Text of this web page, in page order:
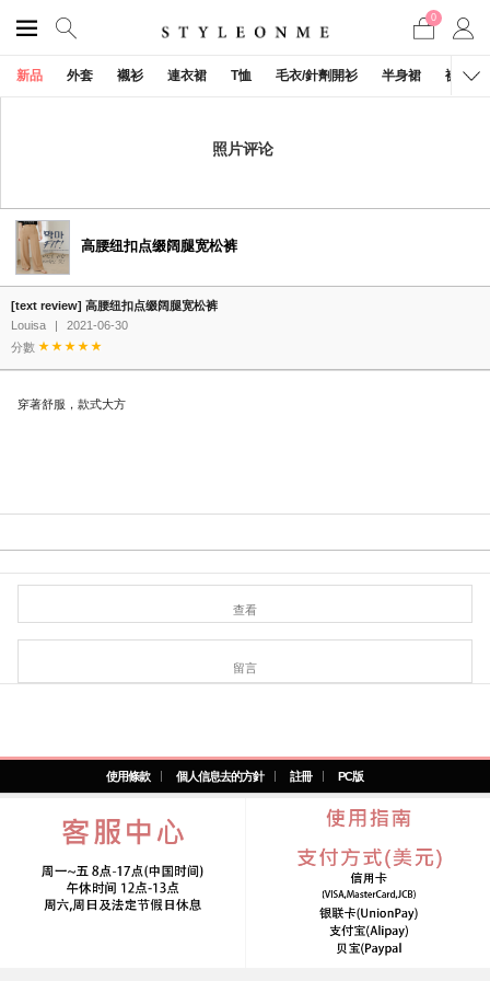
0
新品 外套 襯衫 連衣裙 T恤 毛衣/針劑開衫 半身裙 褲子
照片评论
高腰纽扣点缀阔腿宽松裤
[text review] 高腰纽扣点缀阔腿宽松裤
Louisa
|
2021-06-30
分數
穿著舒服，款式大方
查看
留言
使用條款 個人信息去的方針 註冊 PC版